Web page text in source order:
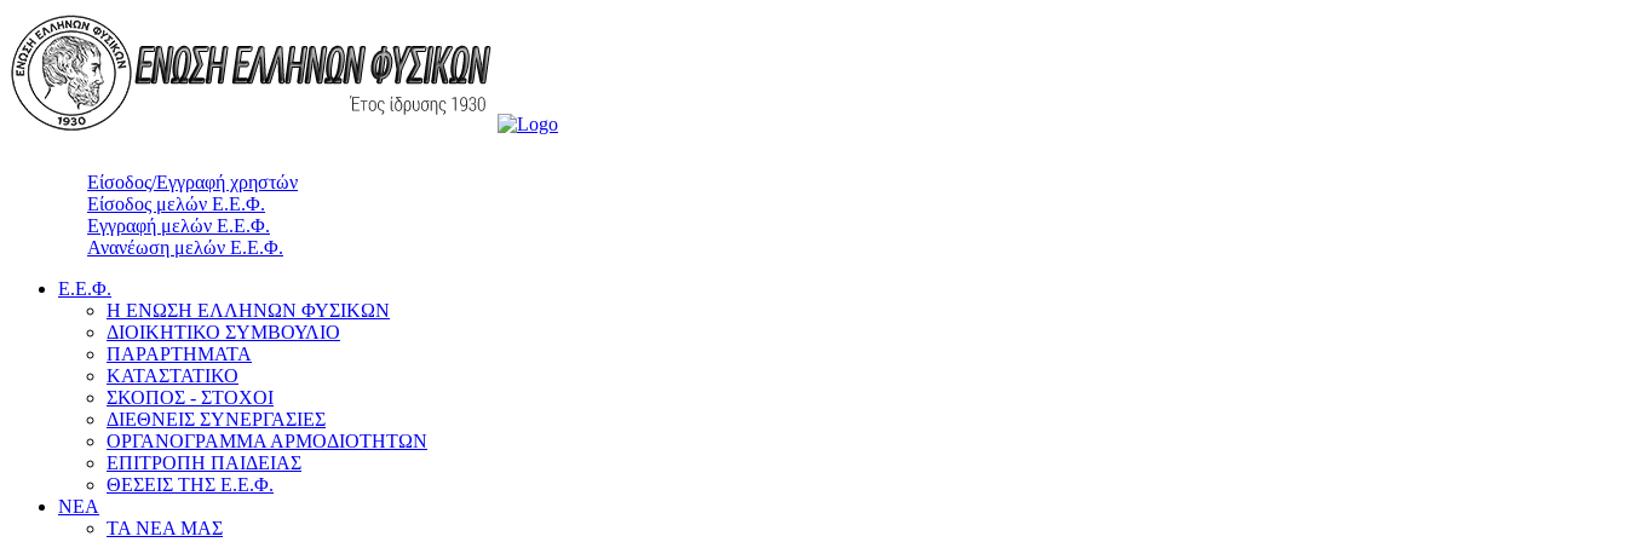
Είσοδος/Εγγραφή χρηστών
Είσοδος μελών Ε.Ε.Φ.
Εγγραφή μελών Ε.Ε.Φ.
Ανανέωση μελών Ε.Ε.Φ.
Ε.Ε.Φ.
Η ΕΝΩΣΗ ΕΛΛΗΝΩΝ ΦΥΣΙΚΩΝ
ΔΙΟΙΚΗΤΙΚΟ ΣΥΜΒΟΥΛΙΟ
ΠΑΡΑΡΤΗΜΑΤΑ
ΚΑΤΑΣΤΑΤΙΚΟ
ΣΚΟΠΟΣ - ΣΤΟΧΟΙ
ΔΙΕΘΝΕΙΣ ΣΥΝΕΡΓΑΣΙΕΣ
ΟΡΓΑΝΟΓΡΑΜΜΑ ΑΡΜΟΔΙΟΤΗΤΩΝ
ΕΠΙΤΡΟΠΗ ΠΑΙΔΕΙΑΣ
ΘΕΣΕΙΣ ΤΗΣ Ε.Ε.Φ.
ΝΕΑ
ΤΑ ΝΕΑ ΜΑΣ